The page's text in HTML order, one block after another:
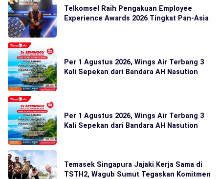
Telkomsel Raih Pengakuan Employee
Experience Awards 2026 Tingkat Pan-Asia
Per 1 Agustus 2026, Wings Air Terbang 3
Kali Sepekan dari Bandara AH Nasution
Per 1 Agustus 2026, Wings Air Terbang 3
Kali Sepekan dari Bandara AH Nasution
Temasek Singapura Jajaki Kerja Sama di
TSTH2, Wagub Sumut Tegaskan Komitmen